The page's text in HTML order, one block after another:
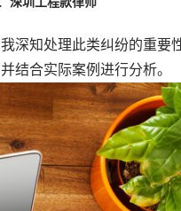
深知处理此类纠纷的重要
结合实际案例进行分析。